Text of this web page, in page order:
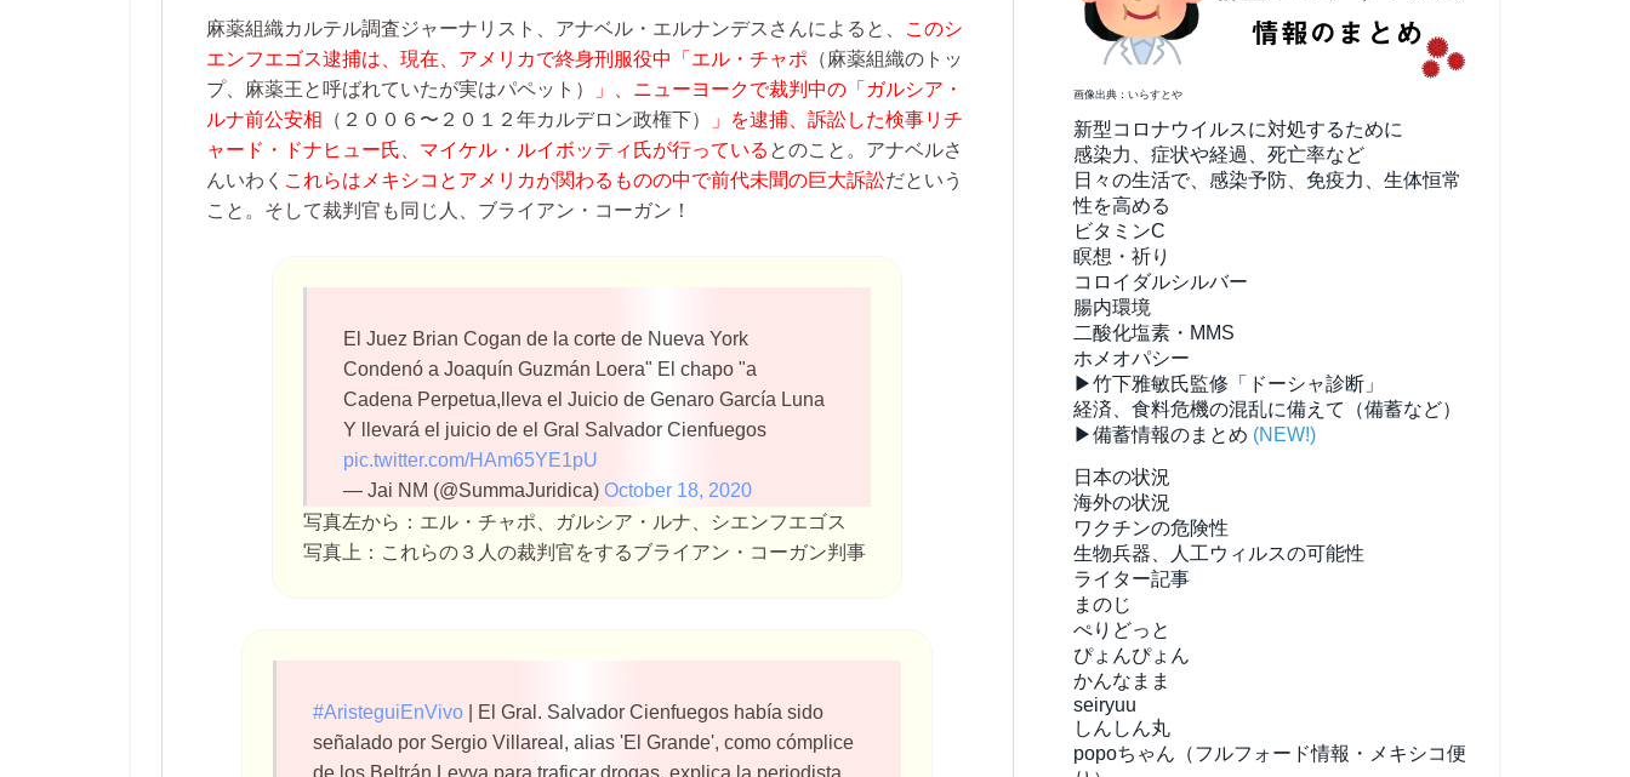
麻薬組織カルテル調査ジャーナリスト、アナベル・エルナンデスさんによると、
このシ
エンフエゴス逮捕は、現在、アメリカで終身刑服役中「エル・チャポ （麻薬組織のトッ
プ、麻薬王と呼ばれていたが実はパペット）
」、ニューヨークで裁判中の「ガルシア・
ルナ前公安相 （２００６〜２０１２年カルデロン政権下）
」を逮捕、訴訟した検事リチ
ャード・ドナヒュー氏、マイケル・ルイボッティ氏が行っている とのこと。アナベルさ
んいわく これらはメキシコとアメリカが関わるものの中で前代未聞の巨大訴訟だという
こと。そして裁判官も同じ人、ブライアン・コーガン！
El Juez Brian Cogan de la corte de Nueva York
Condenó a Joaquín Guzmán Loera" El chapo "a
Cadena Perpetua,lleva el Juicio de Genaro García Luna
Y llevará el juicio de el Gral Salvador Cienfuegos
pic.twitter.com/HAm65YE1pU
— Jai NM (@SummaJuridica)October 18, 2020
写真左から：エル・チャポ、ガルシア・ルナ、シエンフエゴス
写真上：これらの３人の裁判官をするブライアン・コーガン判事
#AristeguiEnVivo | El Gral. Salvador Cienfuegos había sido
señalado por Sergio Villareal, alias 'El Grande', como cómplice
de los Beltrán Leyva para traficar drogas, explica la periodista
画像出典：いらすとや
新型コロナウイルスに対処するために
感染力、症状や経過、死亡率など
日々の生活で、感染予防、免疫力、生体恒常
性を高める
ビタミンC
瞑想・祈り
コロイダルシルバー
腸内環境
二酸化塩素・MMS
ホメオパシー
▶竹下雅敏氏監修「ドーシャ診断」
経済、食料危機の混乱に備えて（備蓄など）
▶備蓄情報のまとめ (NEW!)
日本の状況
海外の状況
ワクチンの危険性
生物兵器、人工ウィルスの可能性
ライター記事
まのじ
ぺりどっと
ぴょんぴょん
かんなまま
seiryuu
しんしん丸
popoちゃん（フルフォード情報・メキシコ便